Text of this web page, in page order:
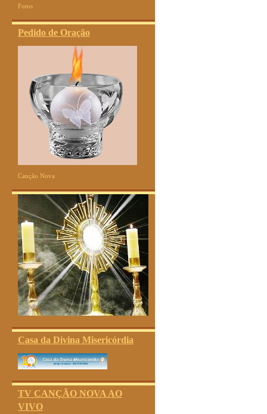
Fotos
Pedido de Oração
Canção Nova
Casa da Divina Misericórdia
TV CANÇÃO NOVA AO
VIVO